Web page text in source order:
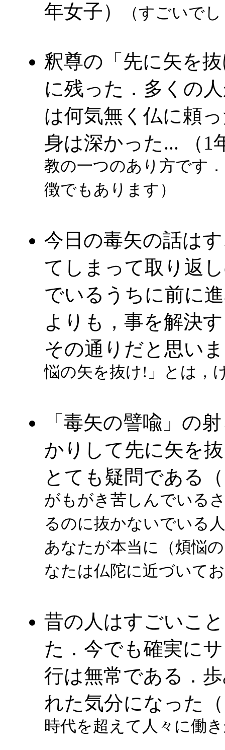
年女子）
（すごいで
釈尊の「先に矢を
に残った．多くの
は何気無く仏に頼
身は深かった... （1
教の一つのあり方です
徴でもあります）
今日の毒矢の話は
てしまって取り返
でいるうちに前に
よりも，事を解決
その通りだと思い
悩の矢を抜け!」とは，
「毒矢の譬喩」の
かりして先に矢を
とても疑問である
がもがき苦しんでいる
るのに抜かないでいる
あなたが本当に（煩悩
なたは仏陀に近づいて
昔の人はすごいこ
た．今でも確実に
行は無常である．
れた気分になった
時代を超えて人々に働